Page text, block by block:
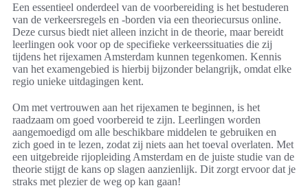
Een essentieel onderdeel van de voorbereiding is het bestuderen
van de verkeersregels en -borden via een theoriecursus online.
Deze cursus biedt niet alleen inzicht in de theorie, maar bereidt
leerlingen ook voor op de specifieke verkeerssituaties die zij
tijdens het rijexamen Amsterdam kunnen tegenkomen. Kennis
van het examengebied is hierbij bijzonder belangrijk, omdat elke
regio unieke uitdagingen kent.
Om met vertrouwen aan het rijexamen te beginnen, is het
raadzaam om goed voorbereid te zijn. Leerlingen worden
aangemoedigd om alle beschikbare middelen te gebruiken en
zich goed in te lezen, zodat zij niets aan het toeval overlaten. Met
een uitgebreide rijopleiding Amsterdam en de juiste studie van de
theorie stijgt de kans op slagen aanzienlijk. Dit zorgt ervoor dat je
straks met plezier de weg op kan gaan!